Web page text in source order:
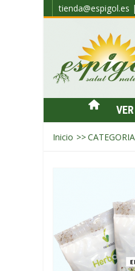
tienda@espigol.es
Inicio >>